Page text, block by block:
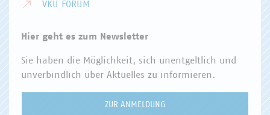
VKU FORUM
Hier geht es zum Newsletter
Sie haben die Möglichkeit, sich unentgeltlich und
unverbindlich über Aktuelles zu informieren.
ZUR ANMELDUNG